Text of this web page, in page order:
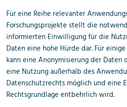
Für eine Reihe relevanter
Forschungsprojekte stellt die
informierten Einwilligung für die
Daten eine hohe Hürde dar. Für
kann eine Anonymisierung der Daten
eine Nutzung außerhalb des
Datenschutzrechts möglich und eine
Rechtsgrundlage entbehrlich wird.